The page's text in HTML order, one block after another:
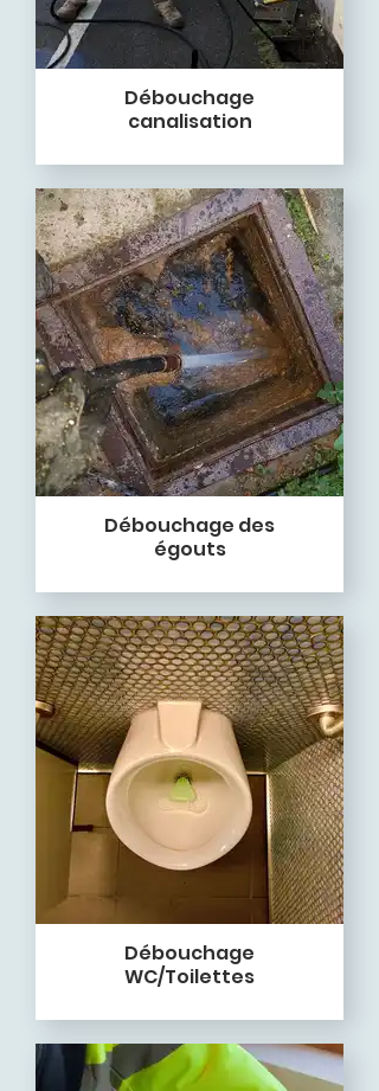
Débouchage
canalisation
Débouchage des
égouts
Débouchage
WC/Toilettes